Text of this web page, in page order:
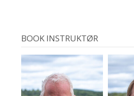
BOOK INSTRUKTØR